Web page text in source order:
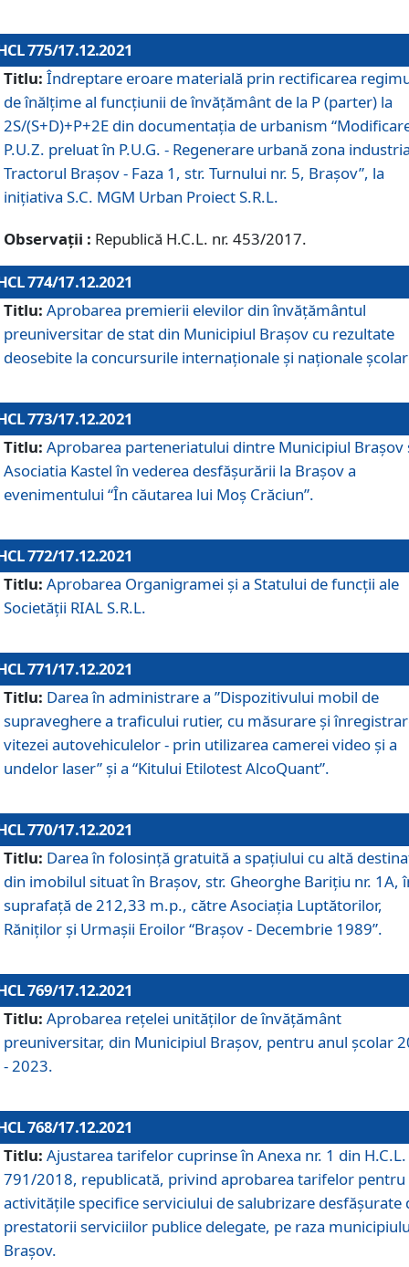
775/17.12.2021
Titlu: Îndreptare eroare materială prin rectificarea
de înălţime al funcţiunii de învăţământ de la P (parter) la
2S/(S+D)+P+2E din documentaţia de urbanism
P.U.Z. preluat în P.U.G. - Regenerare urbană zona
Tractorul Braşov - Faza 1, str. Turnului nr. 5, Braşov”, la
iniţiativa S.C. MGM Urban Proiect S.R.L.
Observații : Republică H.C.L. nr. 453/2017.
774/17.12.2021
Titlu: Aprobarea premierii elevilor din învățământul
preuniversitar de stat din Municipiul Brașov cu rezultate
deosebite la concursurile internaționale și naționale
773/17.12.2021
Titlu: Aprobarea parteneriatului dintre Municipiul Brașov
Asociatia Kastel în vederea desfăşurării la Brașov a
evenimentului “În căutarea lui Moș Crăciun”.
772/17.12.2021
Titlu: Aprobarea Organigramei şi a Statului de funcţii ale
Societăţii RIAL S.R.L.
771/17.12.2021
Titlu: Darea în administrare a ”Dispozitivului mobil de
supraveghere a traficului rutier, cu măsurare și
vitezei autovehiculelor - prin utilizarea camerei video și a
undelor laser” și a “Kitului Etilotest AlcoQuant”.
770/17.12.2021
Titlu: Darea în folosinţă gratuită a spaţiului cu altă
din imobilul situat în Braşov, str. Gheorghe Bariţiu nr. 1A,
suprafaţă de 212,33 m.p., către Asociaţia Luptătorilor,
Răniţilor şi Urmaşii Eroilor “Braşov - Decembrie 1989”.
769/17.12.2021
Titlu: Aprobarea reţelei unităţilor de învăţământ
preuniversitar, din Municipiul Braşov, pentru anul şcolar
- 2023.
768/17.12.2021
Titlu: Ajustarea tarifelor cuprinse în Anexa nr. 1 din H.C.L.
791/2018, republicată, privind aprobarea tarifelor pentru
activităţile specifice serviciului de salubrizare desfăşurate
prestatorii serviciilor publice delegate, pe raza
Braşov.